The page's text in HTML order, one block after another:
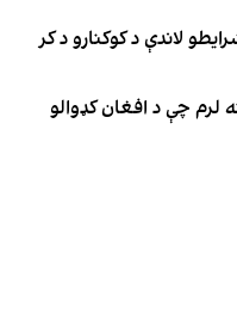
لاندې د کوکنارو د کر
لرم چې د افغان کډوالو